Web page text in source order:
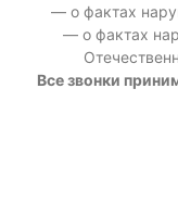
— о фактах
— о фактах
Все звонки